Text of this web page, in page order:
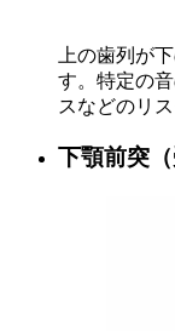
上の歯列が
す。特定の
スなどのリ
下顎前突（